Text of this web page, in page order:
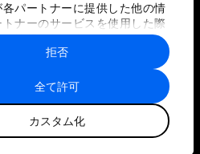
各パートナーに提供した他の情
ナーのサービスを使用した際
た情報と組み合わされ、各パー
て使用されることがありま
全て許可
カスタム化
拒否
リシーと利用規約
トマップ
界経済フォーラム